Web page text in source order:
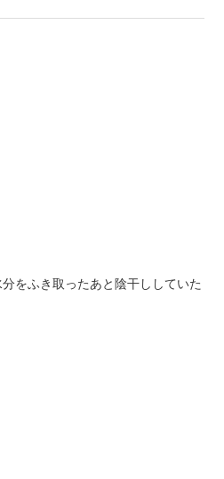
をふき取ったあと陰干ししていた